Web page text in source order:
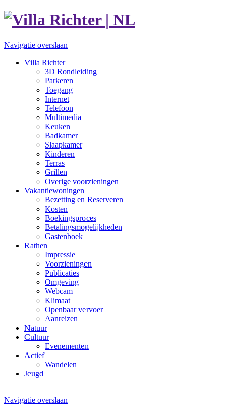
Navigatie overslaan
Villa Richter
3D Rondleiding
Parkeren
Toegang
Internet
Telefoon
Multimedia
Keuken
Badkamer
Slaapkamer
Kinderen
Terras
Grillen
Overige voorzieningen
Vakantiewoningen
Bezetting en Reserveren
Kosten
Boekingsproces
Betalingsmogelijkheden
Gastenboek
Rathen
Impressie
Voorzieningen
Publicaties
Omgeving
Webcam
Klimaat
Openbaar vervoer
Aanreizen
Natuur
Cultuur
Evenementen
Actief
Wandelen
Jeugd
Navigatie overslaan